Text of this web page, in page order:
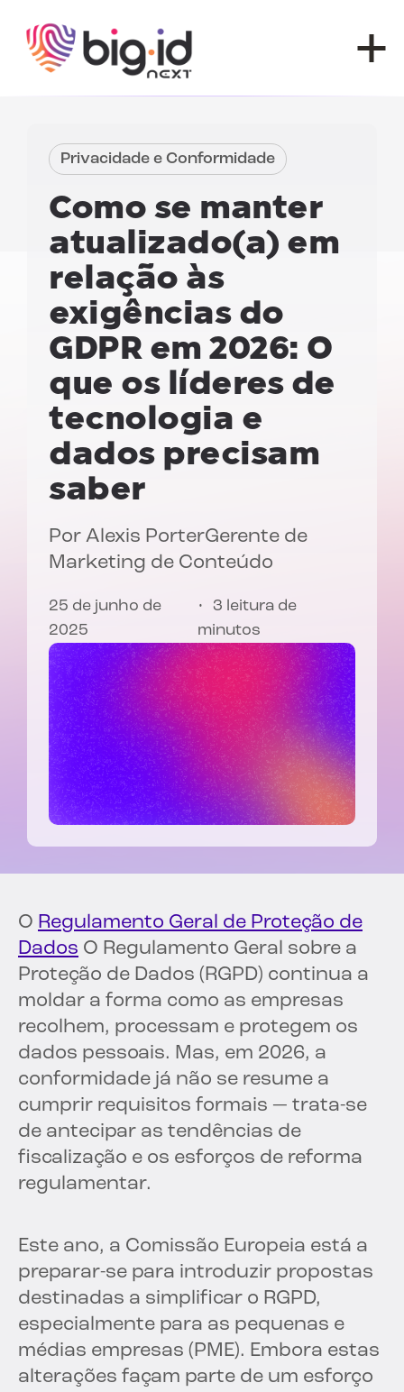
Privacidade e Conformidade
Como se manter
atualizado(a) em
relação às
exigências do
GDPR em 2026: O
que os líderes de
tecnologia e
dados precisam
saber
Por Alexis PorterGerente de
Marketing de Conteúdo
25 de junho de
2025
3 leitura de
minutos
O Regulamento Geral de Proteção de
Dados O Regulamento Geral sobre a
Proteção de Dados (RGPD) continua a
moldar a forma como as empresas
recolhem, processam e protegem os
dados pessoais. Mas, em 2026, a
conformidade já não se resume a
cumprir requisitos formais — trata-se
de antecipar as tendências de
fiscalização e os esforços de reforma
regulamentar.
Este ano, a Comissão Europeia está a
preparar-se para introduzir propostas
destinadas a simplificar o RGPD,
especialmente para as pequenas e
médias empresas (PME). Embora estas
alterações façam parte de um esforço